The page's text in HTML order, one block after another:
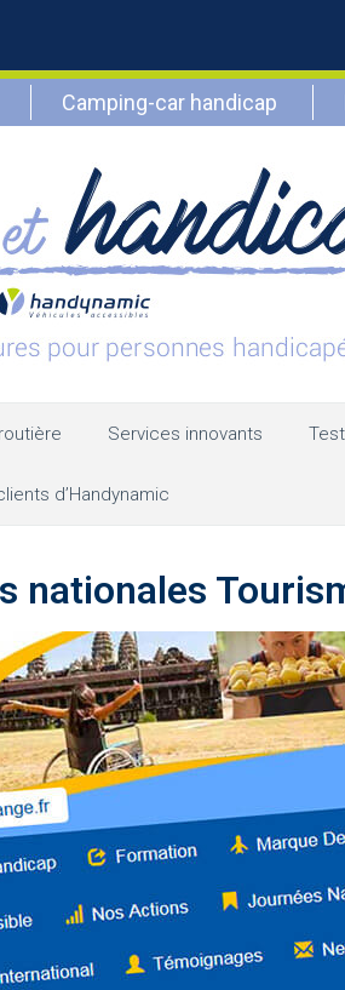
Camping-car handicap
Services innovants
d’Handynamic
nationales